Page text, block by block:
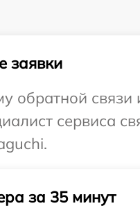
заявки
обратной связи
сервиса
за 35 минут